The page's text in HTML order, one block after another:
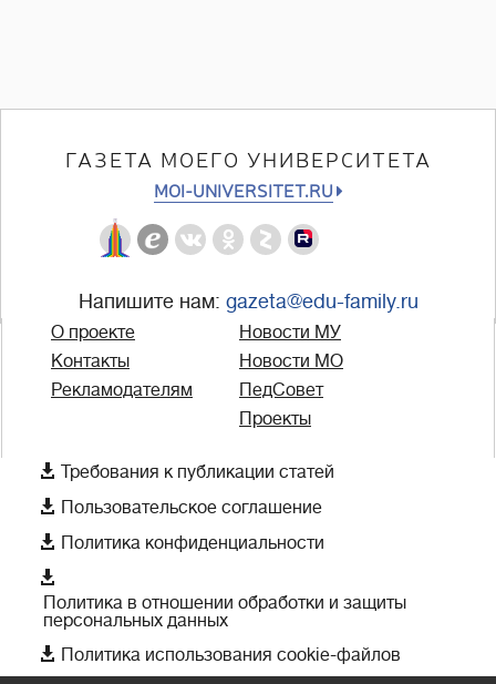
ГАЗЕТА МОЕГО УНИВЕРСИТЕТА
MOI-UNIVERSITET.RU
Напишите нам: gazeta@edu-family.ru
О проекте
Контакты
Рекламодателям
Новости МУ
Новости МО
ПедСовет
Проекты
 Требования к публикации статей
 Пользовательское соглашение
 Политика конфиденциальности

Политика в отношении обработки и защиты
персональных данных
 Политика использования cookie-файлов